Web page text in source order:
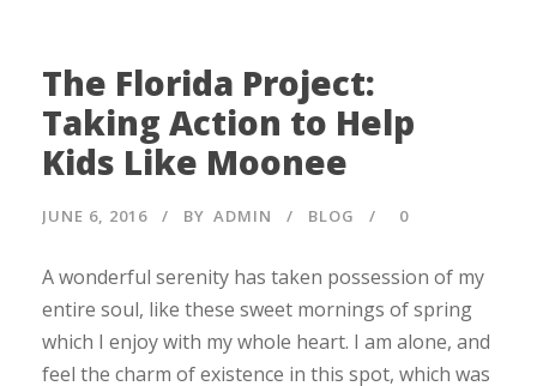
The Florida Project:
Taking Action to Help
Kids Like Moonee
JUNE 6, 2016 BY ADMIN BLOG 0
A wonderful serenity has taken possession of my
entire soul, like these sweet mornings of spring
which I enjoy with my whole heart. I am alone, and
feel the charm of existence in this spot, which was